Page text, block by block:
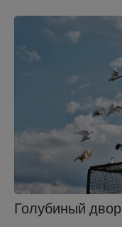
Голубиный двор